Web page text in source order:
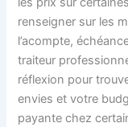
renseigner sur les
l’acompte,
traiteur
réflexion pour
envies et votre
payante chez